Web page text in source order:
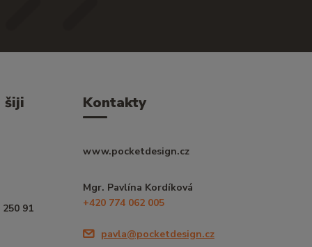
šiji
91
Kontakty
www.pocketdesign.cz
Mgr. Pavlína Kordíková
+420 774 062 005
pavla@pocketdesign.cz